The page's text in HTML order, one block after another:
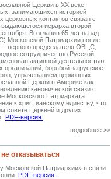
Церкви в ХХ веке
занимающихся историей
контактов связан с
иерарха второй
Возглавив 65 лет назад
Московской Патриархии после
первого председателя ОВЦС,
сотрудничество Русской
активной деятельностью
борьбой за русское
уврачеванием церковных
Церкви в Америке как
канонической связи с
Московского Патриархата.
к христианскому единству, что
совете Церквей и других
PDF-версия.
подробнее >>
отказываться
Патриархии» в связи
PDF-версия